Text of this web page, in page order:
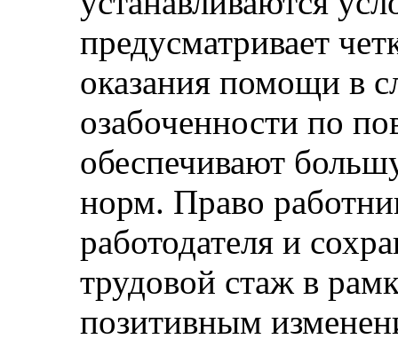
предусматривает
оказания помощи в
озабоченности по
обеспечивают
норм. Право
работодателя и
трудовой стаж в
позитивным